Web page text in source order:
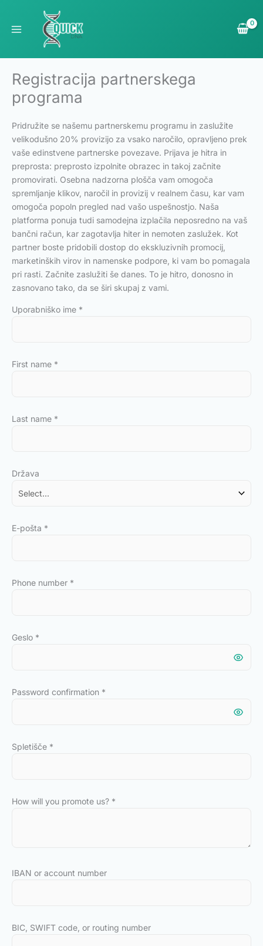
content
Registracija partnerskega
programa
Pridružite se našemu partnerskemu programu in zaslužite
velikodušno 20% provizijo za vsako naročilo, opravljeno prek
vaše edinstvene partnerske povezave. Prijava je hitra in
preprosta: preprosto izpolnite obrazec in takoj začnite
promovirati. Osebna nadzorna plošča vam omogoča
spremljanje klikov, naročil in provizij v realnem času, kar vam
omogoča popoln pregled nad vašo uspešnostjo. Naša
platforma ponuja tudi samodejna izplačila neposredno na vaš
bančni račun, kar zagotavlja hiter in nemoten zaslužek. Kot
partner boste pridobili dostop do ekskluzivnih promocij,
marketinških virov in namenske podpore, ki vam bo pomagala
pri rasti. Začnite zaslužiti še danes. To je hitro, donosno in
zasnovano tako, da se širi skupaj z vami.
Uporabniško ime *
First name *
Last name *
Država
E-pošta *
Phone number *
Geslo *
Password confirmation *
Spletišče *
How will you promote us? *
IBAN or account number
BIC, SWIFT code, or routing number